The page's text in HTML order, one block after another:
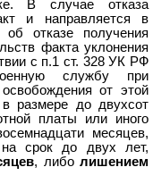
В случае отказа
и направляется в
отказе получения
факта уклонения
с п.1 ст. 328 УК РФ
службу при
от этой
в размере до двухсот
платы или иного
месяцев,
срок до двух лет,
, либо лишением